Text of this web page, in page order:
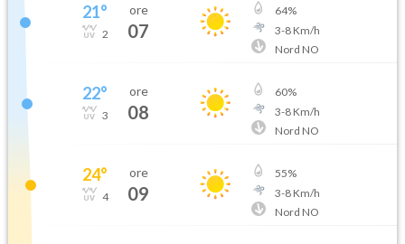
21°
2
ore
07
64%
3-8Km/h
Nord NO
22°
3
ore
08
60%
3-8Km/h
Nord NO
24°
4
ore
09
55%
3-8Km/h
Nord NO